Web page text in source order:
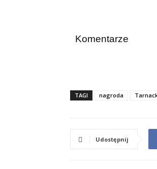
Komentarze
TAGI nagroda
Udostępnij